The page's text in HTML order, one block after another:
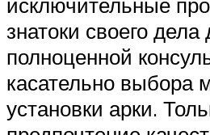
знатоки своего
полноценной
касательно выбора
установки арки.